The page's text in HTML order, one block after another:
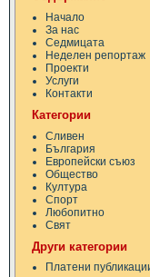
Начало
За нас
Седмицата
Неделен репортаж
Проекти
Услуги
Контакти
Категории
Сливен
България
Европейски съюз
Общество
Култура
Спорт
Любопитно
Свят
Други категории
Платени